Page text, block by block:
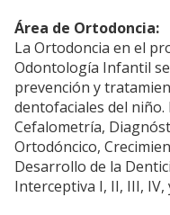
Área de Ortodoncia:
La Ortodoncia en el
Odontología Infantil
prevención y
dentofaciales del
Cefalometría,
Ortodóncico,
Desarrollo de la
Interceptiva I, II, III, IV,